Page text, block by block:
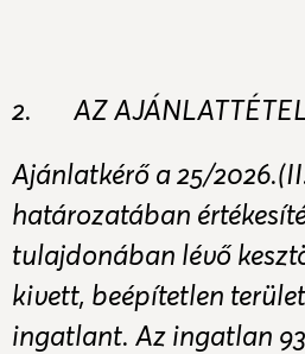
2. AZ AJÁNLATTÉTEL
Ajánlatkérő a 25/
határozatában
tulajdonában lévő
kivett, beépítetlen
ingatlant. Az ingatlan